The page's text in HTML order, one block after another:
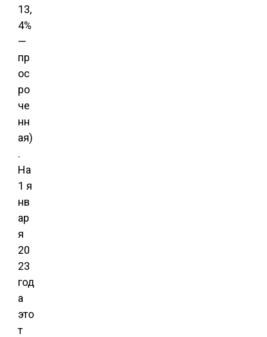
13,
4%
—
пр
ос
ро
че
нн
ая)
.
На
1 я
нв
ар
я
20
23
год
а
это
т